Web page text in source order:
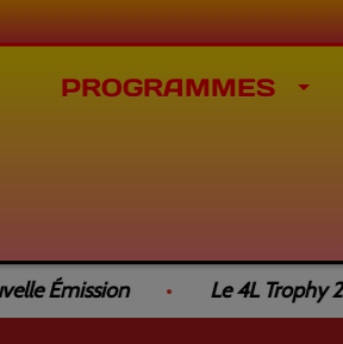
PROGRAMMES
Émission Le 4L Trophy